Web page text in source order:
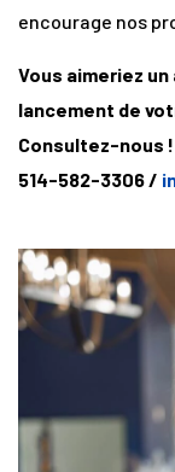
encourage nos
Vous aimeriez
lancement de
Consultez-nous !
514-582-3306/